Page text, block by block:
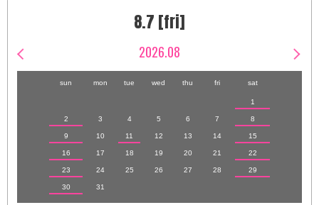
8.7 [fri]
2026.08
sun mon tue wed thu fri sat
1
2 3 4 5 6 7 8
9 10 11 12 13 14 15
16 17 18 19 20 21 22
23 24 25 26 27 28 29
30 31